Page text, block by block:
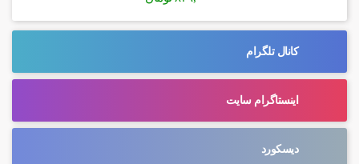
کانال تلگرام
اینستاگرام سایت
دیسکورد